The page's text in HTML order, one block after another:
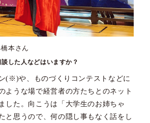
本さん
した人などはいますか？
(※)や、ものづくりコンテストなどに
ような場で経営者の方たちとのネット
した。向こうは「大学生のお姉ちゃ
と思うので、何の隠し事もなく話をし